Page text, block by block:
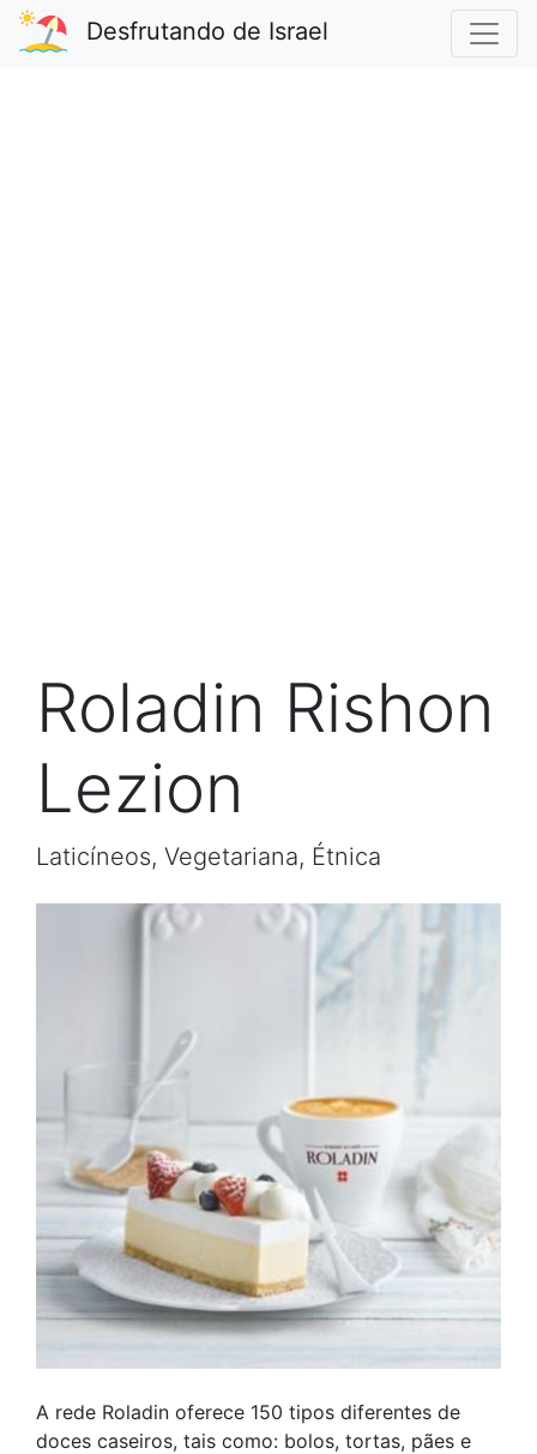
Desfrutando de Israel
Roladin Rishon
Lezion
Laticíneos, Vegetariana, Étnica
A rede Roladin oferece 150 tipos diferentes de
doces caseiros, tais como: bolos, tortas, pães e